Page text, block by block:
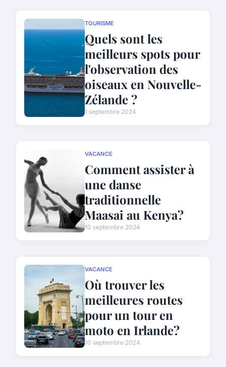
TOURISME
Quels sont les
meilleurs spots pour
l'observation des
oiseaux en Nouvelle-
Zélande ?
1 septembre 2024
VACANCE
Comment assister à
une danse
traditionnelle
Maasai au Kenya?
10 septembre 2024
VACANCE
Où trouver les
meilleures routes
pour un tour en
moto en Irlande?
10 septembre 2024